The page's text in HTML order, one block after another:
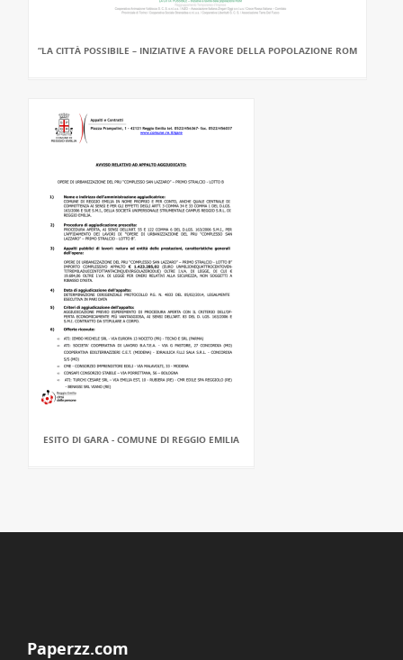
“LA CITTÀ POSSIBILE – INIZIATIVE A FAVORE DELLA POPOLAZIONE ROM
ESITO DI GARA - COMUNE DI REGGIO EMILIA
Paperzz.com